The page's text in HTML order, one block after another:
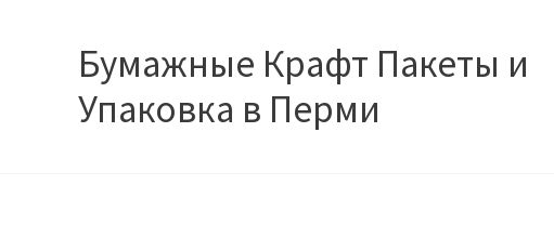
содержимомуБумажные Крафт Пакеты и
Упаковка в Перми